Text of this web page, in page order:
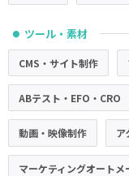
● ツール・素材
CMS・サイト制作
ABテスト・EFO・CRO
動画・映像制作 ア
マーケティングオートメ